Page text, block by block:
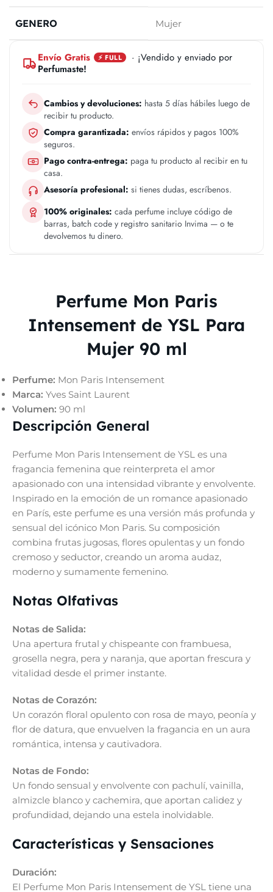
GENERO Mujer
Envío Gratis ⚡ FULL
· ¡Vendido y enviado por
Perfumaste!
Cambios y devoluciones: hasta 5 días hábiles luego de
recibir tu producto.
Compra garantizada: envíos rápidos y pagos 100%
seguros.
Pago contra-entrega: paga tu producto al recibir en tu
casa.
Asesoría profesional: si tienes dudas, escríbenos.
100% originales: cada perfume incluye código de
barras, batch code y registro sanitario Invima — o te
devolvemos tu dinero.
Perfume Mon Paris
Intensement de YSL Para
Mujer 90 ml
Perfume: Mon Paris Intensement
Marca: Yves Saint Laurent
Volumen: 90 ml
Descripción General
Perfume Mon Paris Intensement de YSL es una
fragancia femenina que reinterpreta el amor
apasionado con una intensidad vibrante y envolvente.
Inspirado en la emoción de un romance apasionado
en París, este perfume es una versión más profunda y
sensual del icónico Mon Paris. Su composición
combina frutas jugosas, flores opulentas y un fondo
cremoso y seductor, creando un aroma audaz,
moderno y sumamente femenino.
Notas Olfativas
Notas de Salida:
Una apertura frutal y chispeante con frambuesa,
grosella negra, pera y naranja, que aportan frescura y
vitalidad desde el primer instante.
Notas de Corazón:
Un corazón floral opulento con rosa de mayo, peonía y
flor de datura, que envuelven la fragancia en un aura
romántica, intensa y cautivadora.
Notas de Fondo:
Un fondo sensual y envolvente con pachulí, vainilla,
almizcle blanco y cachemira, que aportan calidez y
profundidad, dejando una estela inolvidable.
Características y Sensaciones
Duración:
El Perfume Mon Paris Intensement de YSL tiene una